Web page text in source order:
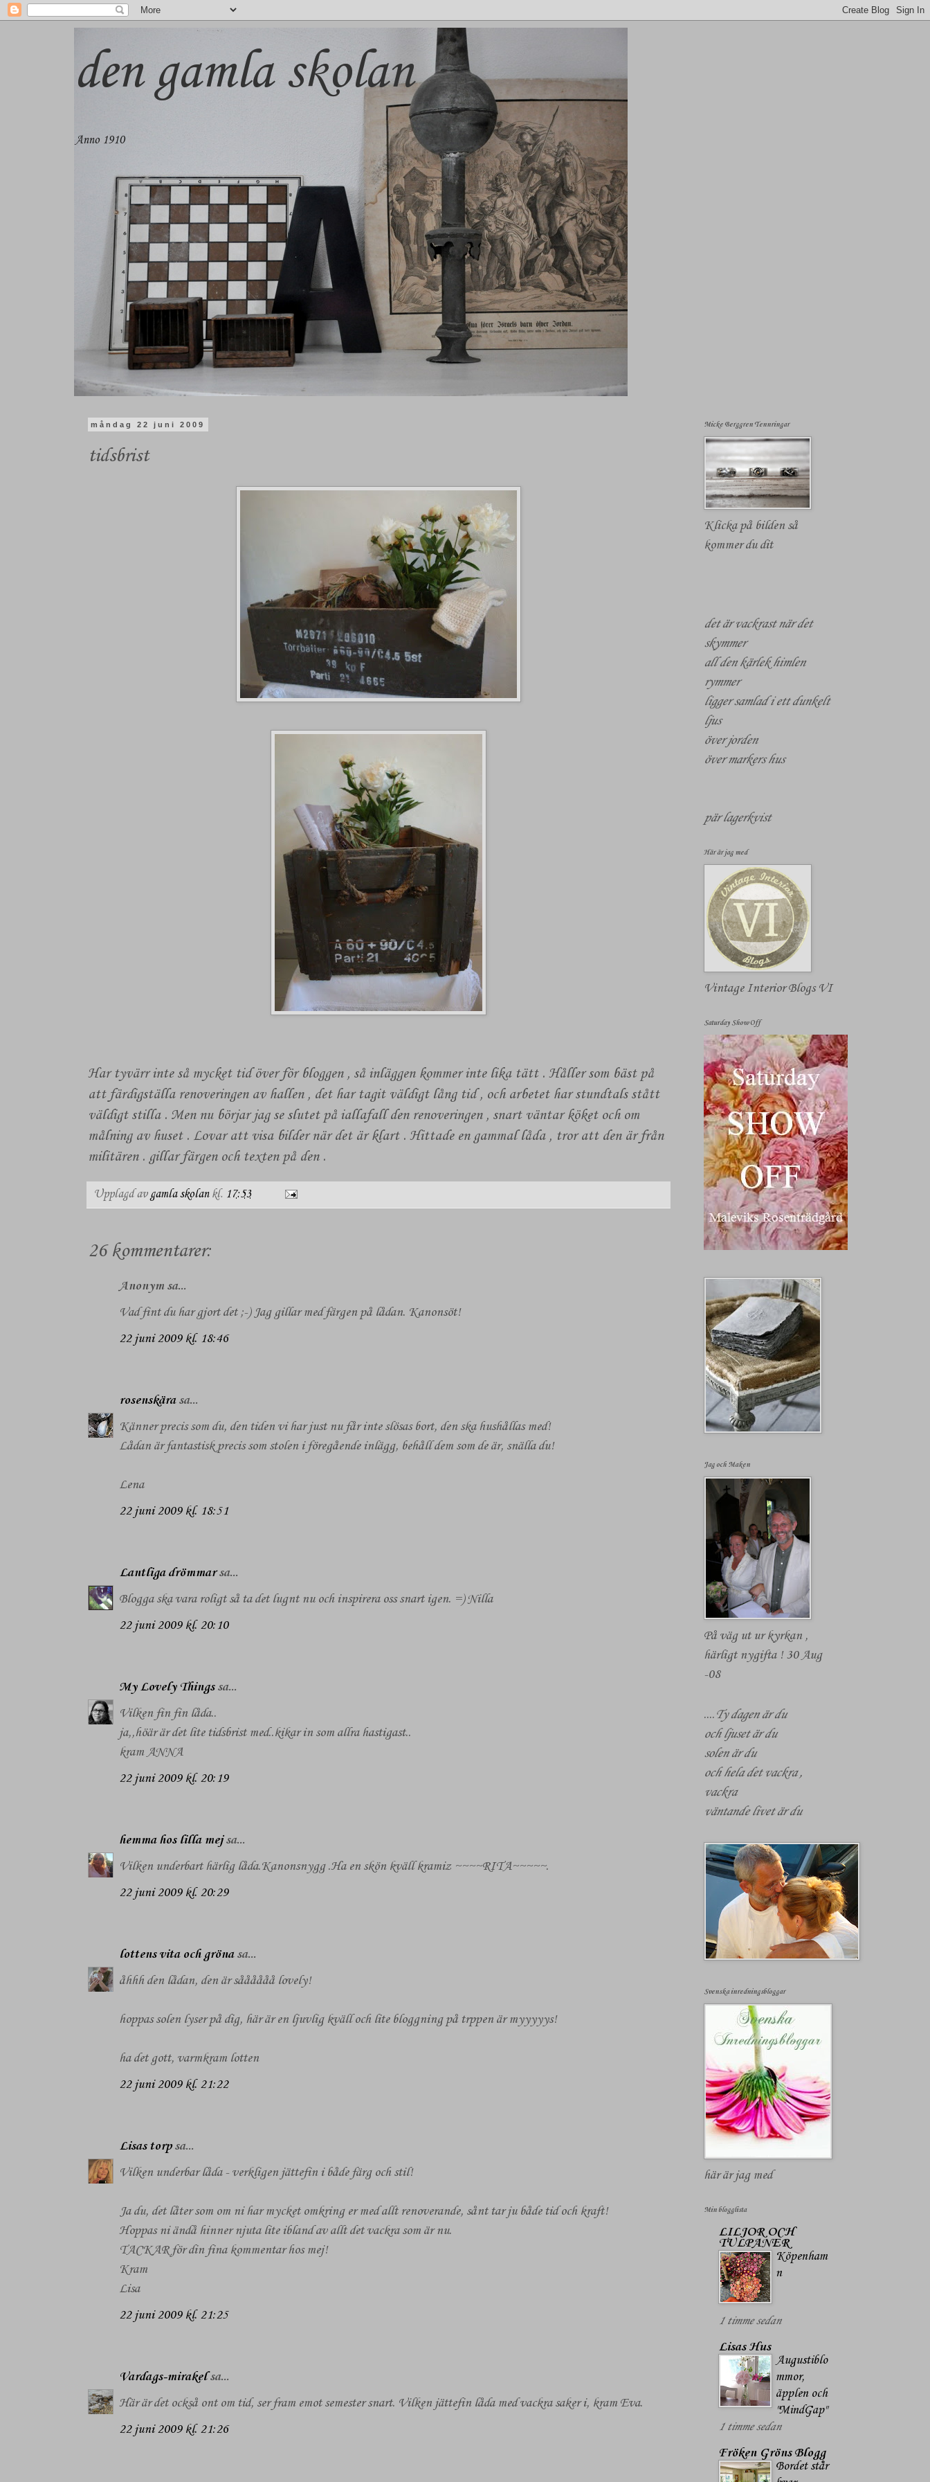
den gamla skolan
Anno 1910
måndag 22 juni 2009
tidsbrist
Har tyvärr inte så mycket tid över för bloggen , så inläggen kommer inte lika tätt . Håller som bäst på
att färdigställa renoveringen av hallen , det har tagit väldigt lång tid , och arbetet har stundtals stått
väldigt stilla . Men nu börjar jag se slutet på iallafall den renoveringen , snart väntar köket och om
målning av huset . Lovar att visa bilder när det är klart . Hittade en gammal låda , tror att den är från
militären . gillar färgen och texten på den .
Upplagd av gamla skolan kl. 17:53
26 kommentarer:
Anonym sa...
Vad fint du har gjort det ;-) Jag gillar med färgen på lådan. Kanonsöt!
22 juni 2009 kl. 18:46
rosenskärasa...
Känner precis som du, den tiden vi har just nu får inte slösas bort, den ska hushållas med!
Lådan är fantastisk precis som stolen i föregående inlägg, behåll dem som de är, snälla du!
Lena
22 juni 2009 kl. 18:51
Lantliga drömmarsa...
Blogga ska vara roligt så ta det lugnt nu och inspirera oss snart igen. =) Nilla
22 juni 2009 kl. 20:10
My Lovely Thingssa...
Vilken fin fin låda..
ja,,höär är det lite tidsbrist med..kikar in som allra hastigast..
kram ANNA
22 juni 2009 kl. 20:19
hemma hos lilla mejsa...
Vilken underbart härlig låda.Kanonsnygg .Ha en skön kväll kramiz ~~~~RITA~~~~~.
22 juni 2009 kl. 20:29
lottens vita och grönasa...
åhhh den lådan, den är såååååå lovely!
hoppas solen lyser på dig, här är en ljuvlig kväll och lite bloggning på trppen är myyyyys!
ha det gott, varmkram lotten
22 juni 2009 kl. 21:22
Lisas torpsa...
Vilken underbar låda - verkligen jättefin i både färg och stil!
Ja du, det låter som om ni har mycket omkring er med allt renoverande, sånt tar ju både tid och kraft!
Hoppas ni ändå hinner njuta lite ibland av allt det vackra som är nu.
TACKAR för din fina kommentar hos mej!
Kram
Lisa
22 juni 2009 kl. 21:25
Vardags-mirakelsa...
Här är det också ont om tid, ser fram emot semester snart. Vilken jättefin låda med vackra saker i, kram Eva.
22 juni 2009 kl. 21:26
Micke Berggren Tennringar
Klicka på bilden så
kommer du dit
det är vackrast när det
skymmer
all den kärlek himlen
rymmer
ligger samlad i ett dunkelt
ljus
över jorden
över markers hus
pär lagerkvist
Här är jag med
Vintage Interior Blogs VI
Saturday Show Off
Jag och Maken
På väg ut ur kyrkan ,
härligt nygifta ! 30 Aug
-08
....Ty dagen är du
och ljuset är du
solen är du
och hela det vackra ,
vackra
väntande livet är du
Svenska inredningsbloggar
här är jag med
Min blogglista
LILJOR OCH
TULPANER
Köpenham
n
1 timme sedan
Lisas Hus
Augustiblo
mmor,
äpplen och
"MindGap"
1 timme sedan
Fröken Gröns Blogg
Bordet står